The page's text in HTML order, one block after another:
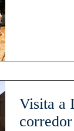
Visita a